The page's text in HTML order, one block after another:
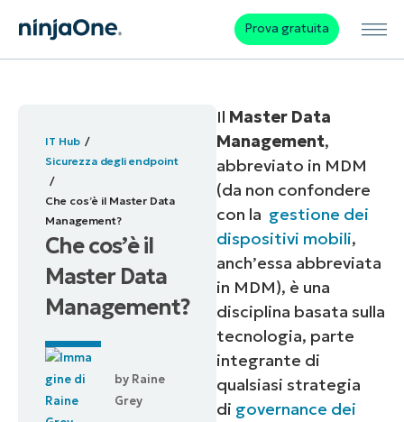
Prova gratuita
IT Hub
Sicurezza degli endpoint
Che cos’è il Master Data
Management?
Che cos’è il
Master Data
Management?
by Raine
Grey
Il Master Data
Management,
abbreviato in MDM
(da non confondere
con la gestione dei
dispositivi mobili,
anch’essa abbreviata
in MDM), è una
disciplina basata sulla
tecnologia, parte
integrante di
qualsiasi strategia
di governance dei